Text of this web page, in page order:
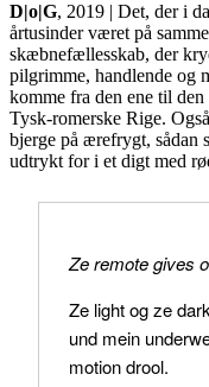
D|o|G, 2019 | Det, der i
årtusinder været på
skæbnefællesskab, der
pilgrimme, handlende og
komme fra den ene til
Tysk-romerske Rige.
bjerge på ærefrygt, sådan
udtrykt for i et digt med
Ze remote gives
Ze light og ze
und mein
motion drool.